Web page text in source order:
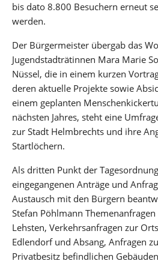
bis dato 8.800 Besuchern erneut
werden.
Der Bürgermeister übergab das
Jugendstadträtinnen Mara Marie
Nüssel, die in einem kurzen
deren aktuelle Projekte sowie
einem geplanten
nächsten Jahres, steht eine
zur Stadt Helmbrechts und ihre
Startlöchern.
Als dritten Punkt der
eingegangenen Anträge und
Austausch mit den Bürgern
Stefan Pöhlmann
Lehsten, Verkehrsanfragen zur
Edlendorf und Absang, Anfragen
Privatbesitz befindlichen